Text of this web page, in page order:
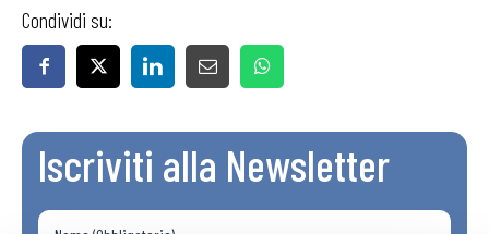
Condividi su:
Iscriviti alla Newsletter